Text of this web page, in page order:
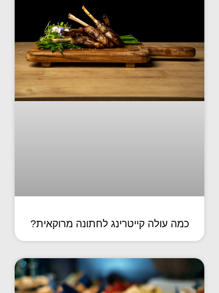
כמה עולה קייטרינג לחתונה מרוקאית?